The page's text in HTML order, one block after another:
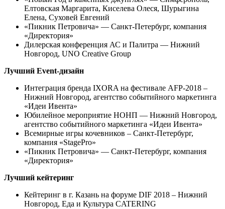
Елтовская Маргарита, Киселева Олеся, Шурыгина
Елена, Суховей Евгений
«Пикник Петровича» — Санкт-Петербург, компания
«Директория»
Дилерская конференция АС и Палитра — Нижний
Новгород, UNO Creative Group
Лучший Event-дизайн
Интеграция бренда IXORA на фестивале AFP-2018 –
Нижний Новгород, агентство событийного маркетинга
«Идеи Ивента»
Юбилейное мероприятие НОНП — Нижний Новгород,
агентство событийного маркетинга «Идеи Ивента»
Всемирные игры кочевников – Санкт-Петербург,
компания «StagePro»
«Пикник Петровича» — Санкт-Петербург, компания
«Директория»
Лучший кейтеринг
Кейтеринг в г. Казань на форуме DIF 2018 – Нижний
Новгород, Еда и Культура CATERING